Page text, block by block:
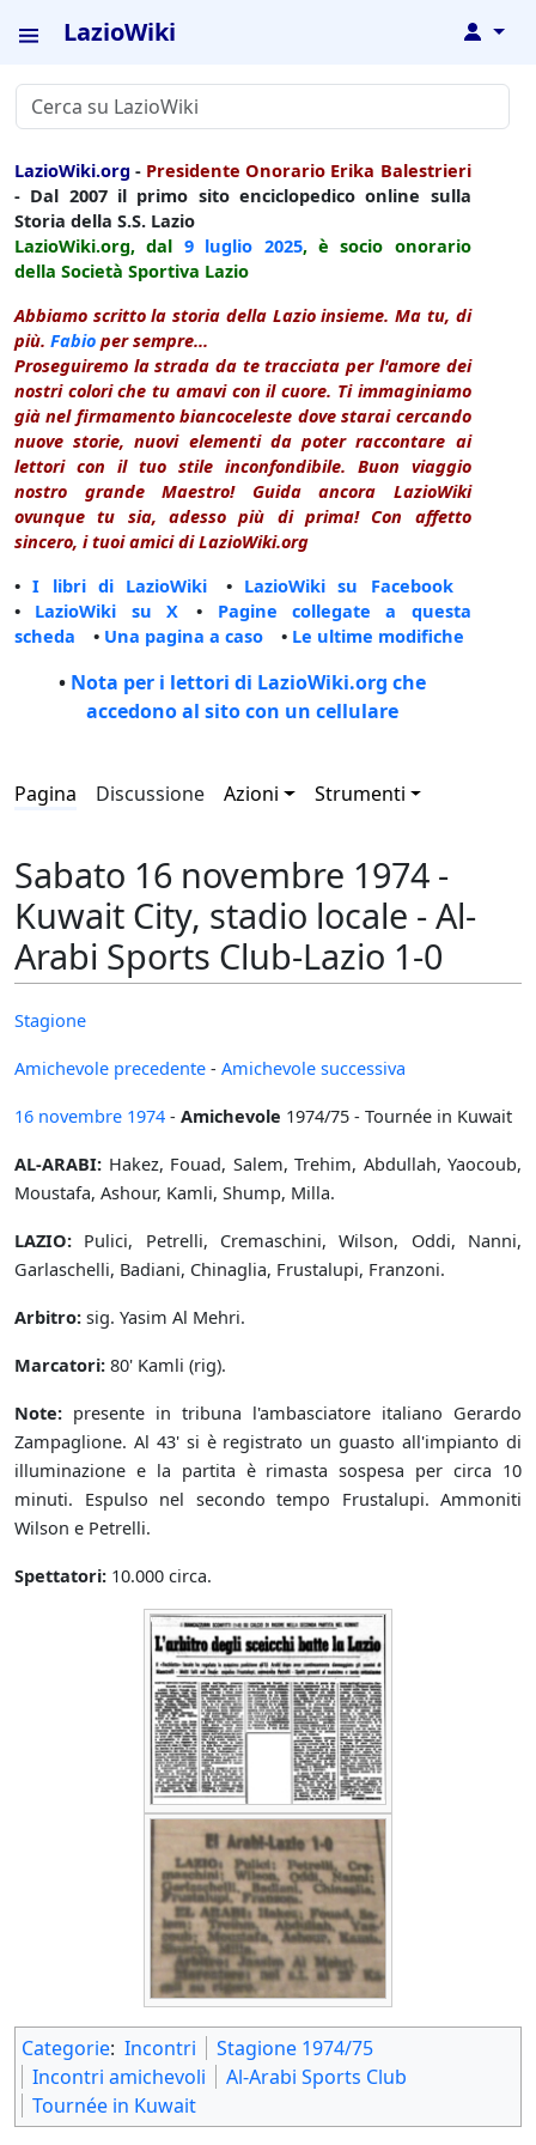
LazioWiki ↓
LazioWiki.org - Presidente Onorario Erika Balestrieri
- Dal 2007 il primo sito enciclopedico online sulla
Storia della S.S. Lazio
LazioWiki.org, dal 9 luglio 2025, è socio onorario
della Società Sportiva Lazio
Abbiamo scritto la storia della Lazio insieme. Ma tu, di
più. Fabio per sempre...
Proseguiremo la strada da te tracciata per l'amore dei
nostri colori che tu amavi con il cuore. Ti immaginiamo
già nel firmamento biancoceleste dove starai cercando
nuove storie, nuovi elementi da poter raccontare ai
lettori con il tuo stile inconfondibile. Buon viaggio
nostro grande Maestro! Guida ancora LazioWiki
ovunque tu sia, adesso più di prima! Con affetto
sincero, i tuoi amici di LazioWiki.org
•I libri di LazioWiki • LazioWiki su Facebook
• LazioWiki su X • Pagine collegate a questa
scheda • Una pagina a caso • Le ultime modifiche
• Nota per i lettori di LazioWiki.org che
accedono al sito con un cellulare
Pagina Discussione Azioni Strumenti
Sabato 16 novembre 1974 -
Kuwait City, stadio locale - Al-
Arabi Sports Club-Lazio 1-0
Stagione
Amichevole precedente - Amichevole successiva
16 novembre 1974 - Amichevole 1974/75 - Tournée in Kuwait
AL-ARABI: Hakez, Fouad, Salem, Trehim, Abdullah, Yaocoub,
Moustafa, Ashour, Kamli, Shump, Milla.
LAZIO: Pulici, Petrelli, Cremaschini, Wilson, Oddi, Nanni,
Garlaschelli, Badiani, Chinaglia, Frustalupi, Franzoni.
Arbitro: sig. Yasim Al Mehri.
Marcatori: 80' Kamli (rig).
Note: presente in tribuna l'ambasciatore italiano Gerardo
Zampaglione. Al 43' si è registrato un guasto all'impianto di
illuminazione e la partita è rimasta sospesa per circa 10
minuti. Espulso nel secondo tempo Frustalupi. Ammoniti
Wilson e Petrelli.
Spettatori: 10.000 circa.
Categorie: Incontri
Stagione 1974/75
Incontri amichevoli
Al-Arabi Sports Club
Tournée in Kuwait